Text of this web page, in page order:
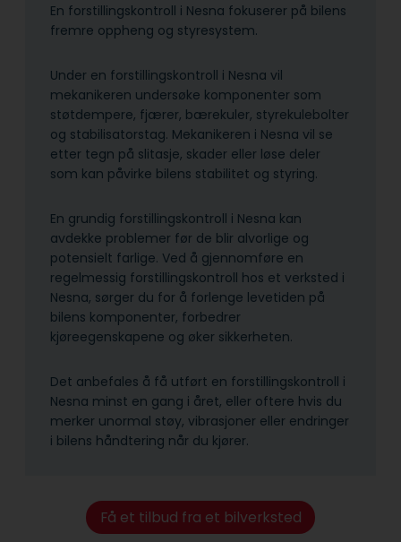
En forstillingskontroll i Nesna fokuserer på bilens
fremre oppheng og styresystem.
Under en forstillingskontroll i Nesna vil
mekanikeren undersøke komponenter som
støtdempere, fjærer, bærekuler, styrekulebolter
og stabilisatorstag. Mekanikeren i Nesna vil se
etter tegn på slitasje, skader eller løse deler
som kan påvirke bilens stabilitet og styring.
En grundig forstillingskontroll i Nesna kan
avdekke problemer før de blir alvorlige og
potensielt farlige. Ved å gjennomføre en
regelmessig forstillingskontroll hos et verksted i
Nesna, sørger du for å forlenge levetiden på
bilens komponenter, forbedrer
kjøreegenskapene og øker sikkerheten.
Det anbefales å få utført en forstillingskontroll i
Nesna minst en gang i året, eller oftere hvis du
merker unormal støy, vibrasjoner eller endringer
i bilens håndtering når du kjører.
Få et tilbud fra et bilverksted